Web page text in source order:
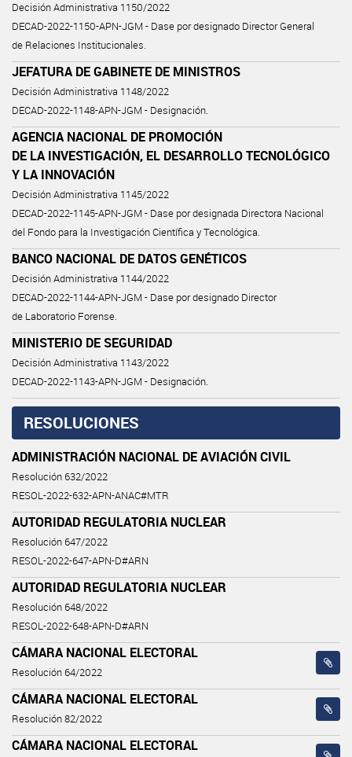
Decisión Administrativa 1150/2022
DECAD-2022-1150-APN-JGM - Dase por designado Director General
de Relaciones Institucionales.
JEFATURA DE GABINETE DE MINISTROS
Decisión Administrativa 1148/2022
DECAD-2022-1148-APN-JGM - Designación.
AGENCIA NACIONAL DE PROMOCIÓN
DE LA INVESTIGACIÓN, EL DESARROLLO TECNOLÓGICO
Y LA INNOVACIÓN
Decisión Administrativa 1145/2022
DECAD-2022-1145-APN-JGM - Dase por designada Directora Nacional
del Fondo para la Investigación Científica y Tecnológica.
BANCO NACIONAL DE DATOS GENÉTICOS
Decisión Administrativa 1144/2022
DECAD-2022-1144-APN-JGM - Dase por designado Director
de Laboratorio Forense.
MINISTERIO DE SEGURIDAD
Decisión Administrativa 1143/2022
DECAD-2022-1143-APN-JGM - Designación.
RESOLUCIONES
ADMINISTRACIÓN NACIONAL DE AVIACIÓN CIVIL
Resolución 632/2022
RESOL-2022-632-APN-ANAC#MTR
AUTORIDAD REGULATORIA NUCLEAR
Resolución 647/2022
RESOL-2022-647-APN-D#ARN
AUTORIDAD REGULATORIA NUCLEAR
Resolución 648/2022
RESOL-2022-648-APN-D#ARN
CÁMARA NACIONAL ELECTORAL
Resolución 64/2022
CÁMARA NACIONAL ELECTORAL
Resolución 82/2022
CÁMARA NACIONAL ELECTORAL